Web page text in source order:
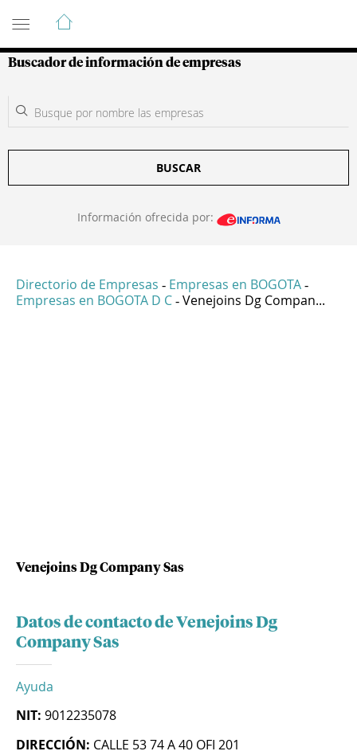
Guía de Empresas Colombianas
Buscador de información de empresas
BUSCAR
Información ofrecida por:
Directorio de Empresas - Empresas en BOGOTA -
Empresas en BOGOTA D C - Venejoins Dg Compan...
Venejoins Dg Company Sas
Datos de contacto de Venejoins Dg
Company Sas
Ayuda
NIT: 9012235078
DIRECCIÓN: CALLE 53 74 A 40 OFI 201